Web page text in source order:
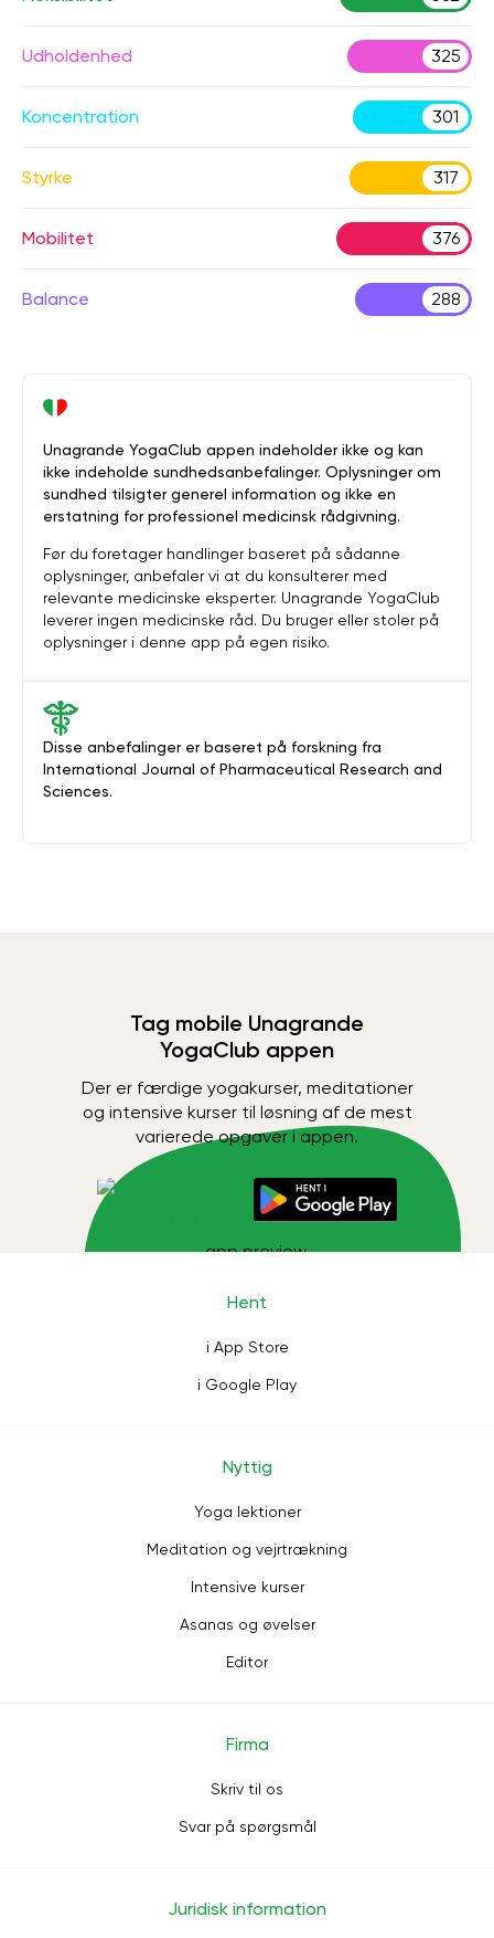
Udholdenhed 325
Koncentration 301
Styrke 317
Mobilitet 376
Balance 288
Disse anbefalinger er baseret på forskning fra
International Journal of Pharmaceutical Research and
Sciences.
Unagrande YogaClub appen indeholder ikke og kan
ikke indeholde sundhedsanbefalinger. Oplysninger om
sundhed tilsigter generel information og ikke en
erstatning for professionel medicinsk rådgivning.
Før du foretager handlinger baseret på sådanne
oplysninger, anbefaler vi at du konsulterer med
relevante medicinske eksperter. Unagrande YogaClub
leverer ingen medicinske råd. Du bruger eller stoler på
oplysninger i denne app på egen risiko.
Tag mobile Unagrande
YogaClub appen
Der er færdige yogakurser, meditationer
og intensive kurser til løsning af de mest
varierede opgaver i appen.
Hent
i App Store
i Google Play
Nyttig
Yoga lektioner
Meditation og vejrtrækning
Intensive kurser
Asanas og øvelser
Editor
Firma
Skriv til os
Svar på spørgsmål
Juridisk information